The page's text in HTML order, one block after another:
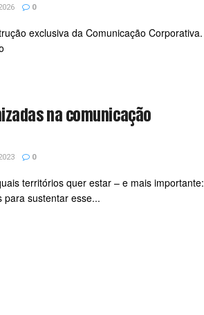
0
exclusiva da Comunicação Corporativa.
na comunicação
0
territórios quer estar – e mais importante:
para sustentar esse...